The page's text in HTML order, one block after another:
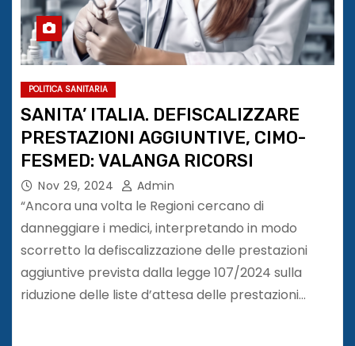
POLITICA SANITARIA
SANITA’ ITALIA. DEFISCALIZZARE
PRESTAZIONI AGGIUNTIVE, CIMO-
FESMED: VALANGA RICORSI
Nov 29, 2024 Admin
“Ancora una volta le Regioni cercano di
danneggiare i medici, interpretando in modo
scorretto la defiscalizzazione delle prestazioni
aggiuntive prevista dalla legge 107/2024 sulla
riduzione delle liste d’attesa delle prestazioni…